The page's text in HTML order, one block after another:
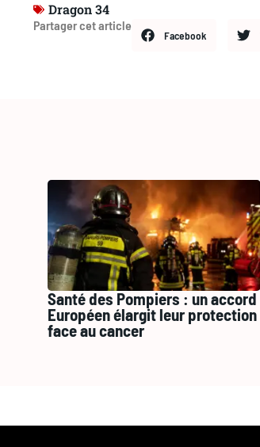
Dragon 34
Partager cet article
Facebook
Santé des Pompiers : un accord
Européen élargit leur protection
face au cancer